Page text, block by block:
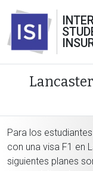
Para los
con una visa F1 en
siguientes planes